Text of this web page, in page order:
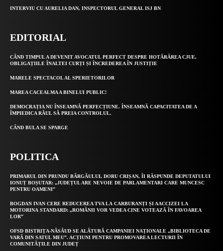
INTERVIU CU AURELIA DAN, INSPECTORUL GENERAL ISJ BN
EDITORIAL
CÂND TIMPUL A DEVENIT AVOCATUL PERFECT DESPRE HOTĂRÂREA CJUE,
OBLIGAȚIILE ÎNALTEI CURȚI ȘI ÎNCREDEREA ÎN JUSTIȚIE
MARELE SPECTACOL AL SPERIETORILOR
MAREA CACEALMA A BINELUI PUBLIC!
DEMOCRAȚIA NU ÎNSEAMNĂ PERFECȚIUNE. ÎNSEAMNĂ CAPACITATEA DE A
ÎMPIEDICA RĂUL SĂ PREIA CONTROLUL.
CÂND BULA SE SPARGE
POLITICA
PRIMARUL DIN PRUNDU BÂRGĂULUI, DORU CRIȘAN, ÎI RĂSPUNDE DEPUTATULUI
IONUȚ BOȘUTAR: „JUDEȚUL ARE NEVOIE DE PARLAMENTARI CARE MUNCESC
PENTRU OAMENI”
BOGDAN IVAN CERE REDUCEREA TVA LA CARBURANȚI ȘI AACCIZEI LA
MOTORINA STANDARD: „ROMÂNII VOR VEDEA CINE VOTEAZĂ ÎN FAVOAREA
LOR”
OFSD BISTRIȚA-NĂSĂUD SE ALĂTURĂ CAMPANIEI NAȚIONALE „BIBLIOTECA DE
VARĂ DIN SATUL MEU”. ACȚIUNI PENTRU PROMOVAREA LECTURII ÎN
COMUNITĂȚILE DIN JUDEȚ